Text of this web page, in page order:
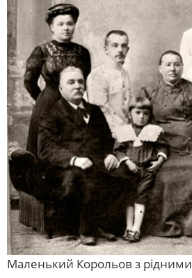
Маленький Корольов з рідними